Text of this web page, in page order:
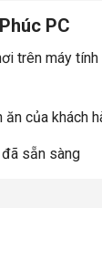
PC
trên máy
của khách
sẵn sàng